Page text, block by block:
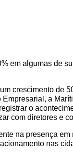
em algumas de
crescimento de
a
o
com diretores e
na presença
nas